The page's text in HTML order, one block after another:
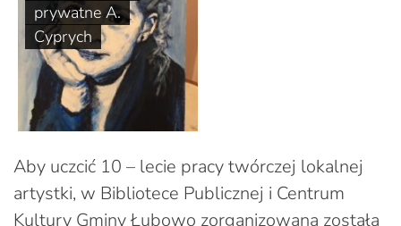
prywatne A.
Cyprych
Aby uczcić 10 – lecie pracy twórczej lokalnej
artystki, w Bibliotece Publicznej i Centrum
Kultury Gminy Łubowo zorganizowana została